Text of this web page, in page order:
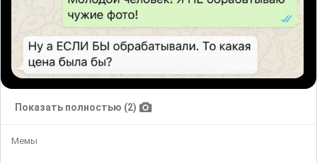
Показать полностью (2)
Мемы